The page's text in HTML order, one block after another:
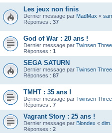
Les jeux non finis
Dernier message par MadMax «
Réponses : 37
God of War : 20 ans !
Dernier message par Twinsen
Réponses : 1
SEGA SATURN
Dernier message par Twinsen
Réponses : 87
TMHT : 35 ans !
Dernier message par Twinsen
Réponses : 7
Vagrant Story : 25 ans !
Dernier message par Blondex «
Réponses : 2